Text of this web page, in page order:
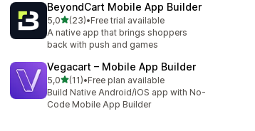
BeyondCart Mobile App Builder
5,0z 5 hvězd
(23)
Celkový počet recenzí: 23
•Free trial available
A native app that brings shoppers
back with push and games
Vegacart – Mobile App Builder
5,0z 5 hvězd
(11)
Celkový počet recenzí: 11
•Free plan available
Build Native Android/iOS app with No-
Code Mobile App Builder